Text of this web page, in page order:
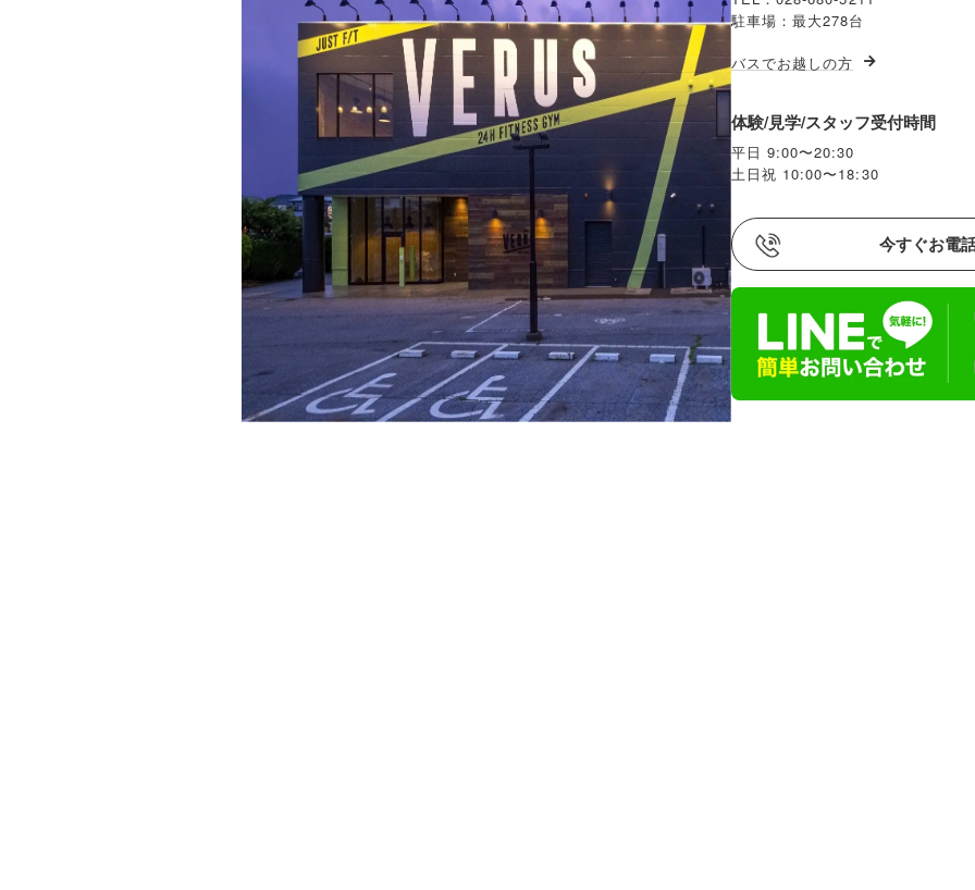
駐車場：最大278台
バスでお越しの方
体験/見学/スタッフ受付時間
平日 9:00〜20:30
土日祝 10:00〜18:30
今すぐお電